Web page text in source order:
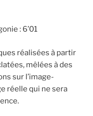
: 6’01
réalisées à partir
mêlées à des
sur l’image-
réelle qui ne sera